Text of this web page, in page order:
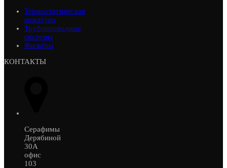
Термостатическая
арматура
Трубопроводные
системы
Фильтры
КОНТАКТЫ
Серафимы
Дерябиной
30А
офис
103